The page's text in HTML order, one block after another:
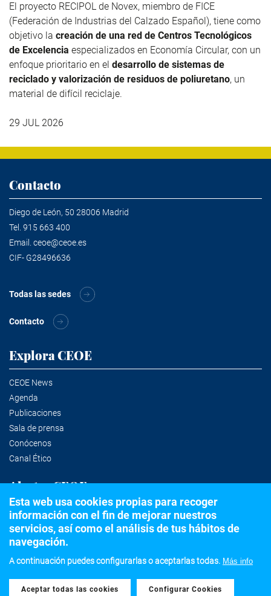
El proyecto RECIPOL de Novex, miembro de FICE
(Federación de Industrias del Calzado Español), tiene como
objetivo la creación de una red de Centros Tecnológicos
de Excelencia especializados en Economía Circular, con un
enfoque prioritario en el desarrollo de sistemas de
reciclado y valorización de residuos de poliuretano, un
material de difícil reciclaje.
29 JUL 2026
Contacto
Diego de León, 50 28006 Madrid
Tel. 915 663 400
Email. ceoe@ceoe.es
CIF- G28496636
Todas las sedes
Contacto
Explora CEOE
CEOE News
Agenda
Publicaciones
Sala de prensa
Conócenos
Canal Ético
Alertas CEOE
Suscríbete a la newsletter
©2020 Confederación Española de Organizaciones Empresariales
Esta web usa cookies propias para recoger
información con el fin de mejorar nuestros
servicios, así como el análisis de tus hábitos de
navegación.
A continuación puedes configurarlas o aceptarlas todas. Más info
Aceptar todas las cookies
Withdraw consent